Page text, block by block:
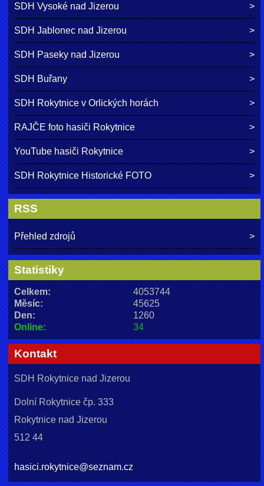
SDH Vysoké nad Jizerou
SDH Jablonec nad Jizerou
SDH Paseky nad Jizerou
SDH Buřany
SDH Rokytnice v Orlických horách
RAJČE foto hasiči Rokytnice
YouTube hasiči Rokytnice
SDH Rokytnice Historické FOTO
RSS
Přehled zdrojů
Statistiky
Online: 34
Celkem:
4053744
Měsíc:
45625
Den:
1260
Kontakt
SDH Rokytnice nad Jizerou
Dolní Rokytnice čp. 333
Rokytnice nad Jizerou
512 44
hasici.rokytnice@seznam.cz